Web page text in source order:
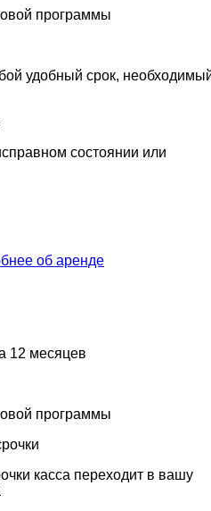
программы
удобный срок,
состоянии или
об аренде
12 месяцев
программы
касса переходит в вашу